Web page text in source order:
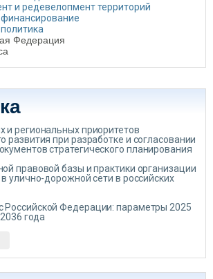
и редевелопмент территорий
Федерация
и региональных приоритетов
развития при разработке и согласовании
стратегического планирования
правовой базы и практики организации
улично-дорожной сети в российских
Федерации: параметры 2025
года